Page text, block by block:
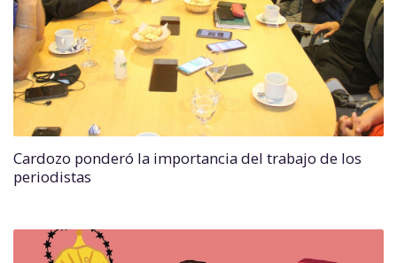
Cardozo ponderó la importancia del trabajo de los
periodistas